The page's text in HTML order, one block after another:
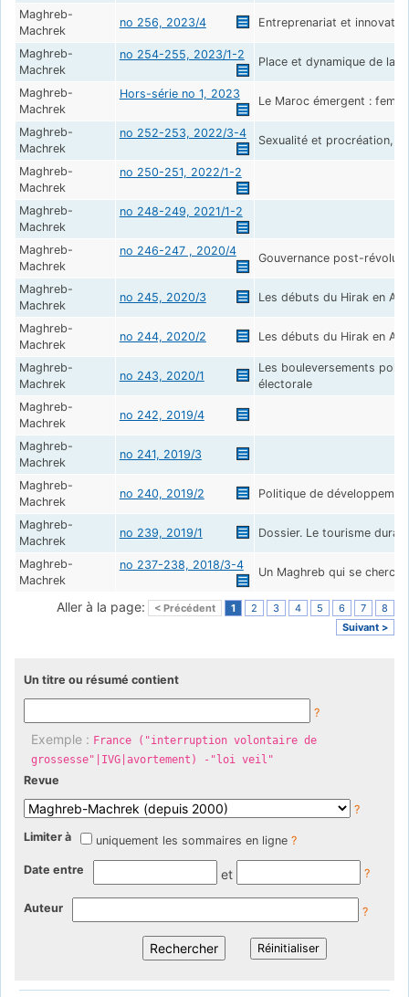
Maghreb-
Machrek
no 256, 2023/4 Entreprenariat et
Maghreb-
Machrek
no 254-255, 2023/1-2
Place et dynamique de la
Maghreb-
Machrek
Hors-série no 1, 2023
Le Maroc émergent :
Maghreb-
Machrek
no 252-253, 2022/3-4
Sexualité et procréation,
Maghreb-
Machrek
no 250-251, 2022/1-2
Maghreb-
Machrek
no 248-249, 2021/1-2
Maghreb-
Machrek
no 246-247 , 2020/4
Gouvernance post-
Maghreb-
Machrek
no 245, 2020/3 Les débuts du Hirak en
Maghreb-
Machrek
no 244, 2020/2 Les débuts du Hirak en
Maghreb-
Machrek
no 243, 2020/1
Les bouleversements
électorale
Maghreb-
Machrek
no 242, 2019/4
Maghreb-
Machrek
no 241, 2019/3
Maghreb-
Machrek
no 240, 2019/2 Politique de
Maghreb-
Machrek
no 239, 2019/1 Dossier. Le tourisme
Maghreb-
Machrek
no 237-238, 2018/3-4
Un Maghreb qui se cherche
Aller à la page: < Précédent 1 2 3 4 5 6 7
8
Suivant >
Un titre ou résumé contient
?
Exemple : France ("interruption volontaire de
grossesse"|IVG|avortement) -"loi veil"
Revue
?
Limiter à
uniquement les sommaires en ligne ?
Date entre et ?
Auteur ?